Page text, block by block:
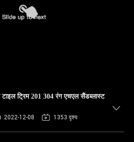
ट्रिम 201 304 रंग एचएल सैंडब्लास्ट
2022-12-08 1353 दृश्य